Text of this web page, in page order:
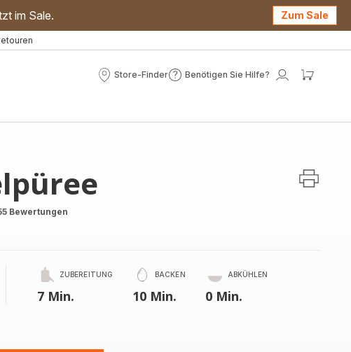
im Sale. Zum Sale
Store-Finder
Store-
Benötigen Sie Hilfe?
Benötigen
Mein
Bewertungen
ZUBEREITUNG
7 Min.
BACKEN
10 Min.
ABKÜHLEN
0 Min.